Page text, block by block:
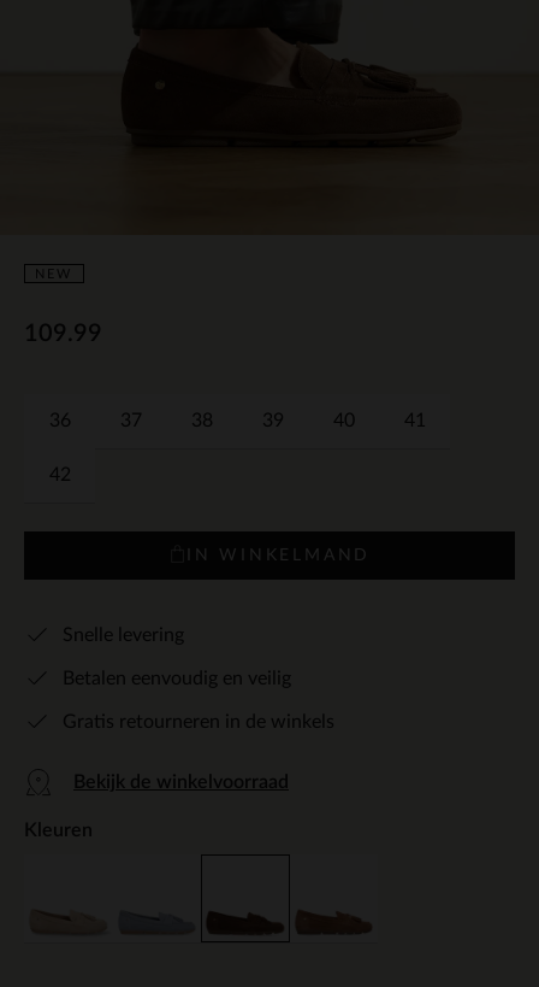
NEW
109.99
36 37 38 39 40 41
42
IN WINKELMAND
Snelle levering
Betalen eenvoudig en veilig
Gratis retourneren in de winkels
Bekijk de winkelvoorraad
Kleuren